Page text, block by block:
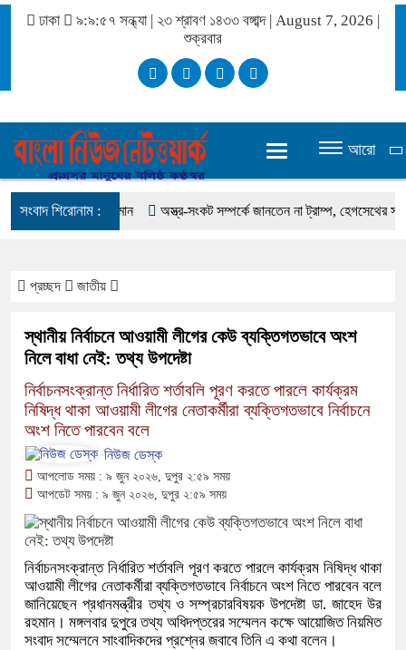
ঢাকা ৯:৯:৫৭ সন্ধ্যা| ২৩ শ্রাবণ ১৪৩৩ বঙ্গাব্দ | August 7, 2026 |
শুক্রবার
আরো
সংবাদ শিরোনাম :
সালমান এফ রহমান অস্ত্র-সংকট সম্পর্কে জানতেন না ট্রাম্প, হেগসেথের সঙ্গে
প্রচ্ছদ জাতীয়
স্থানীয় নির্বাচনে আওয়ামী লীগের কেউ ব্যক্তিগতভাবে অংশ
নিলে বাধা নেই: তথ্য উপদেষ্টা
নির্বাচনসংক্রান্ত নির্ধারিত শর্তাবলি পূরণ করতে পারলে কার্যক্রম
নিষিদ্ধ থাকা আওয়ামী লীগের নেতাকর্মীরা ব্যক্তিগতভাবে নির্বাচনে
অংশ নিতে পারবেন বলে
নিউজ ডেস্ক
আপলোড সময় : ৯ জুন ২০২৬, দুপুর ২:৫৯ সময়
আপডেট সময় : ৯ জুন ২০২৬, দুপুর ২:৫৯ সময়
নির্বাচনসংক্রান্ত নির্ধারিত শর্তাবলি পূরণ করতে পারলে কার্যক্রম নিষিদ্ধ থাকা
আওয়ামী লীগের নেতাকর্মীরা ব্যক্তিগতভাবে নির্বাচনে অংশ নিতে পারবেন বলে
জানিয়েছেন প্রধানমন্ত্রীর তথ্য ও সম্প্রচারবিষয়ক উপদেষ্টা ডা. জাহেদ উর
রহমান। মঙ্গলবার দুপুরে তথ্য অধিদপ্তরের সম্মেলন কক্ষে আয়োজিত নিয়মিত
সংবাদ সম্মেলনে সাংবাদিকদের প্রশ্নের জবাবে তিনি এ কথা বলেন।